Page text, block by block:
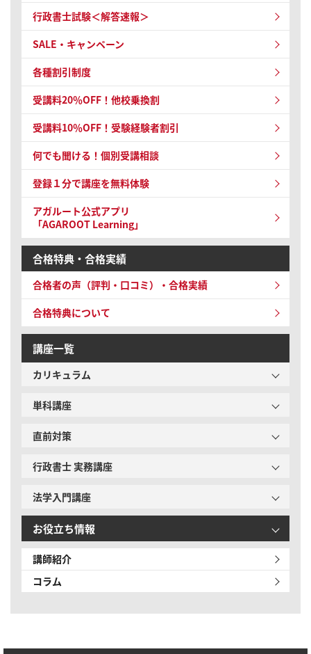
行政書士試験＜解答速報＞
SALE・キャンペーン
各種割引制度
受講料20％OFF！他校乗換割
受講料10％OFF！ 受験経験者割引
何でも聞ける！個別受講相談
登録１分で講座を無料体験
アガルート公式アプリ
「AGAROOT Learning」
合格特典・合格実績
合格者の声（評判・口コミ）・合格実績
合格特典について
講座一覧
カリキュラム
単科講座
直前対策
行政書士 実務講座
法学入門講座
お役立ち情報
講師紹介
コラム